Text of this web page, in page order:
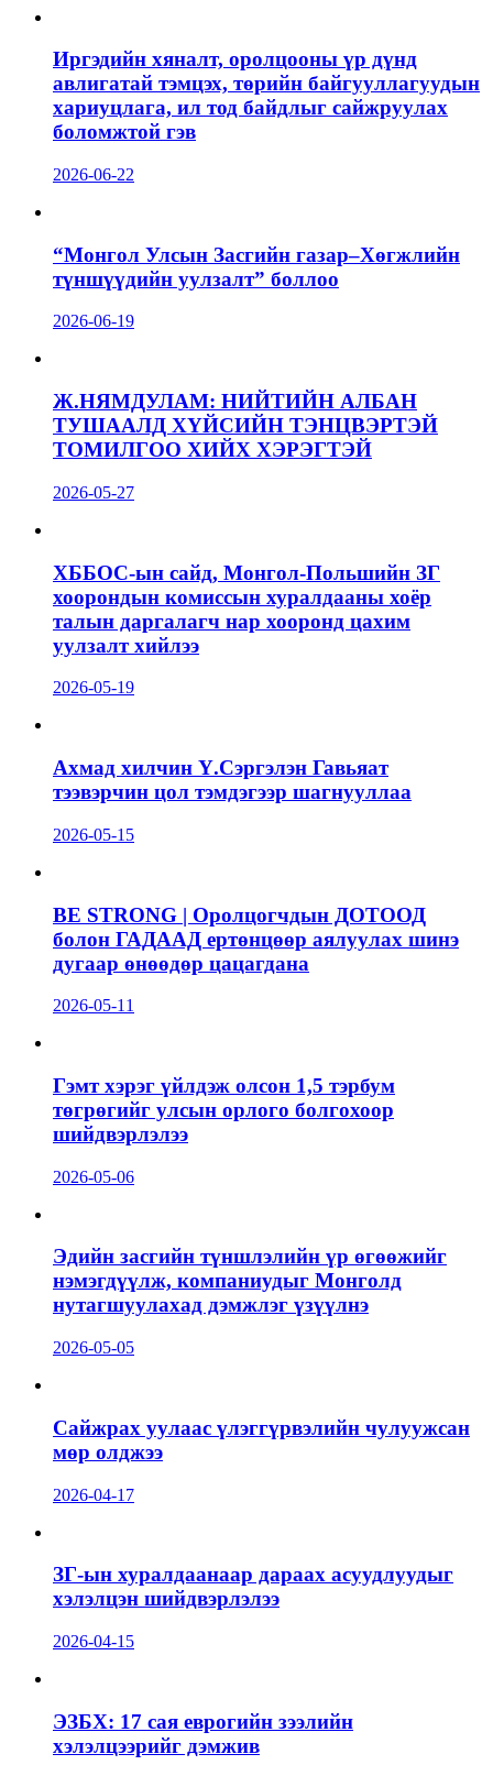
Иргэдийн хяналт, оролцооны үр дүнд
авлигатай тэмцэх, төрийн байгууллагуудын
хариуцлага, ил тод байдлыг сайжруулах
боломжтой гэв
2026-06-22
“Монгол Улсын Засгийн газар–Хөгжлийн
түншүүдийн уулзалт” боллоо
2026-06-19
Ж.НЯМДУЛАМ: НИЙТИЙН АЛБАН
ТУШААЛД ХҮЙСИЙН ТЭНЦВЭРТЭЙ
ТОМИЛГОО ХИЙХ ХЭРЭГТЭЙ
2026-05-27
ХББОС-ын сайд, Монгол-Польшийн ЗГ
хоорондын комиссын хуралдааны хоёр
талын даргалагч нар хооронд цахим
уулзалт хийлээ
2026-05-19
Ахмад хилчин Ү.Сэргэлэн Гавьяат
тээвэрчин цол тэмдэгээр шагнууллаа
2026-05-15
BE STRONG | Оролцогчдын ДОТООД
болон ГАДААД ертөнцөөр аялуулах шинэ
дугаар өнөөдөр цацагдана
2026-05-11
Гэмт хэрэг үйлдэж олсон 1,5 тэрбум
төгрөгийг улсын орлого болгохоор
шийдвэрлэлээ
2026-05-06
Эдийн засгийн түншлэлийн үр өгөөжийг
нэмэгдүүлж, компаниудыг Монголд
нутагшуулахад дэмжлэг үзүүлнэ
2026-05-05
Сайжрах уулаас үлэггүрвэлийн чулуужсан
мөр олджээ
2026-04-17
ЗГ-ын хуралдаанаар дараах асуудлуудыг
хэлэлцэн шийдвэрлэлээ
2026-04-15
ЭЗБХ: 17 сая еврогийн зээлийн
хэлэлцээрийг дэмжив